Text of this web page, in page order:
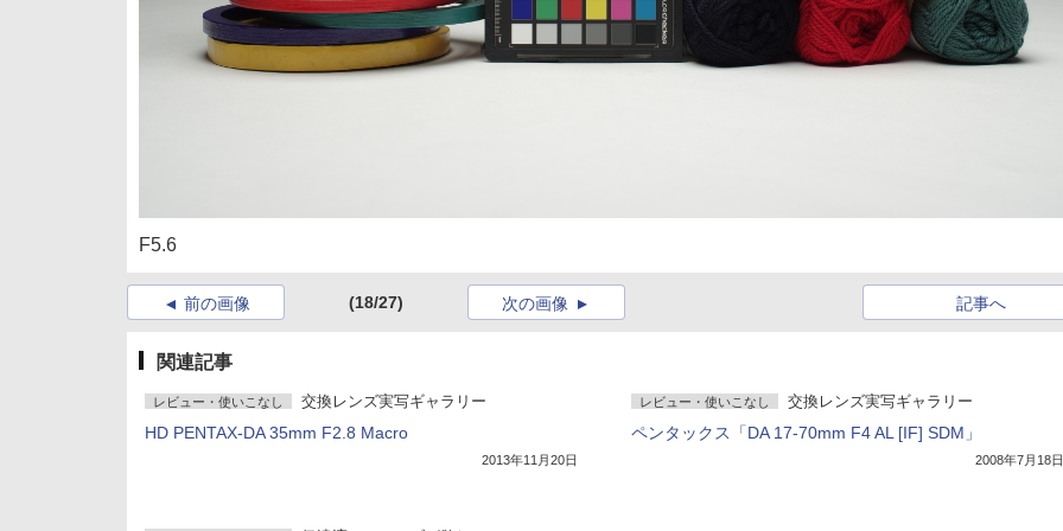
F5.6
前の画像 (18/27) 記事へ
次の画像
関連記事
レビュー・使いこなし 交換レンズ実写ギャラリー
HD PENTAX-DA 35mm F2.8 Macro
2013年11月20日
レビュー・使いこなし 交換レンズ実写ギャラリー
ペンタックス「DA 17-70mm F4 AL [IF] SDM」
2008年7月18日